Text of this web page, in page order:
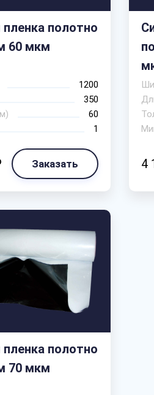
полотно
60 мкм
1200
350
60
1
Заказать 4
полотно
70 мкм